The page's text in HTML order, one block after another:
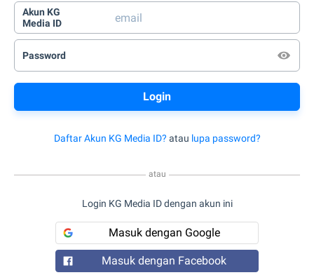
Akun KG
Media ID
Password
Daftar Akun KG Media ID? atau lupa password?
atau
Login KG Media ID dengan akun ini
Masuk dengan Google
Masuk dengan Facebook